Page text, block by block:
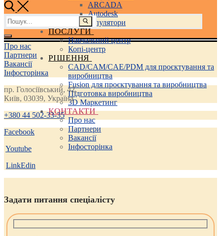
ARCADA
Autodesk
3D маніпулятори
ПОСЛУГИ
Навчальний центр
Копі-центр
РІШЕННЯ
CAD/CAM/CAE/PDM для проєктування та
виробництва
Fusion для проєктування та виробництва
Підготовка виробництва
3D Маркетинг
КОНТАКТИ
Про нас
Партнери
Вакансії
Інфосторінка
Пошук:
Про нас
Партнери
Вакансії
Інфосторінка
пр. Голосіївський, 42,
Київ, 03039, Україна
+380 44 502-33-35
Facebook
Youtube
LinkEdin
Задати питання спеціалісту